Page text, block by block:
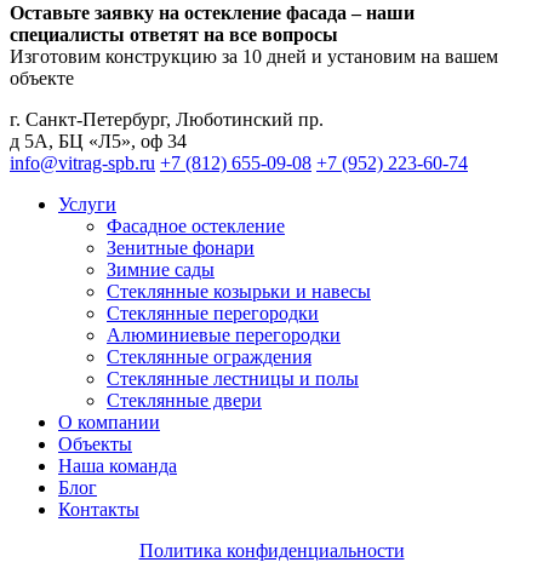
Оставьте заявку на остекление фасада – наши
специалисты ответят на все вопросы
Изготовим конструкцию за 10 дней и установим на вашем
объекте
г. Санкт-Петербург, Люботинский пр.
д 5А, БЦ «Л5», оф 34
info@vitrag-spb.ru +7 (812) 655-09-08 +7 (952) 223-60-74
Услуги
Фасадное остекление
Зенитные фонари
Зимние сады
Стеклянные козырьки и навесы
Стеклянные перегородки
Алюминиевые перегородки
Стеклянные ограждения
Стеклянные лестницы и полы
Стеклянные двери
О компании
Объекты
Наша команда
Блог
Контакты
Политика конфиденциальности